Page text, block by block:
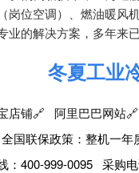
岗位空调）、燃油暖风
业的解决方案，多年来
冬夏工业
店铺🔗
阿里巴巴网站🔗
国联保政策：整机一年
：400-999-0095 采购